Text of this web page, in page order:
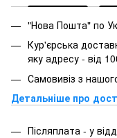
"Нова Пошта" по
Кур'єрська
яку адресу - від
Самовивіз з
Детальніше про
Післяплата - у